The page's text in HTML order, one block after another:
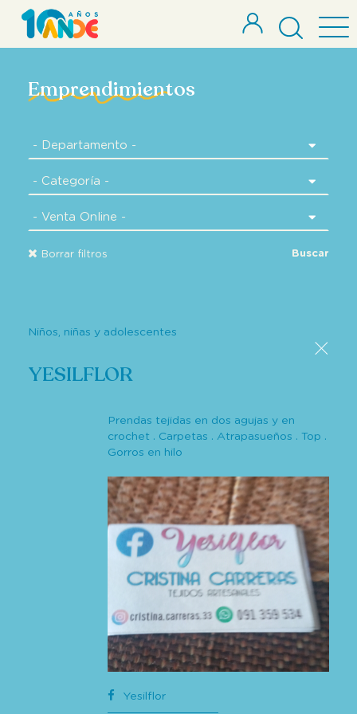
Emprendimientos
Borrar filtros Buscar
Niños, niñas y adolescentes
YESILFLOR
Prendas tejidas en dos agujas y en
crochet . Carpetas . Atrapasueños . Top .
Gorros en hilo
Yesilflor